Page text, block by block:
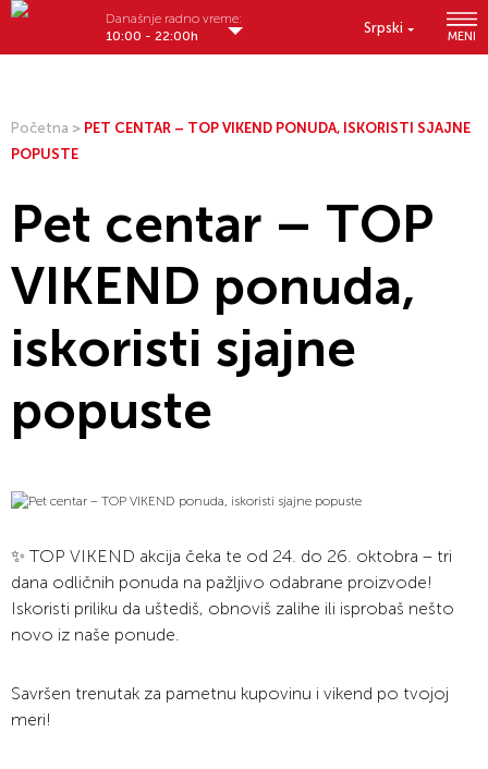
Srpski
MENI
Današnje radno vreme:
10:00 - 22:00h
Početna > PET CENTAR – TOP VIKEND PONUDA, ISKORISTI SJAJNE
POPUSTE
Pet centar – TOP
VIKEND ponuda,
iskoristi sjajne
popuste
✨ TOP VIKEND akcija čeka te od 24. do 26. oktobra – tri
dana odličnih ponuda na pažljivo odabrane proizvode!
Iskoristi priliku da uštediš, obnoviš zalihe ili isprobaš nešto
novo iz naše ponude.
Savršen trenutak za pametnu kupovinu i vikend po tvojoj
meri!